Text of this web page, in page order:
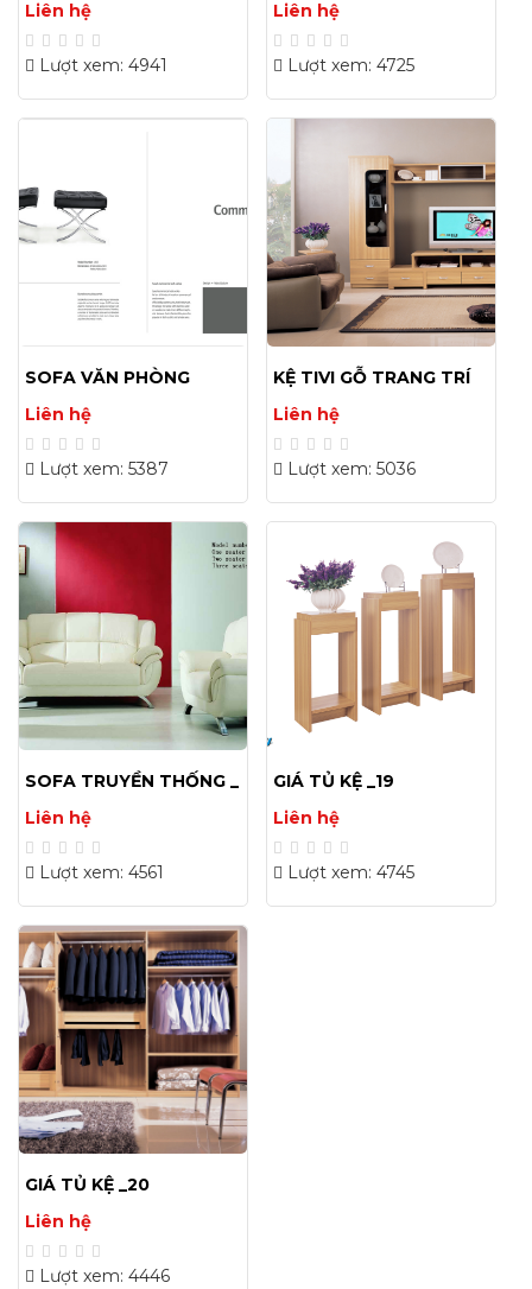
Liên hệ
Lượt xem: 4941
Liên hệ
Lượt xem: 4725
SOFA VĂN PHÒNG
Liên hệ
Lượt xem: 5387
KỆ TIVI GỖ TRANG TRÍ
ĐẸP HIỆN ĐẠI GIÁ RẺ
Liên hệ
Lượt xem: 5036
SOFA TRUYỀN THỐNG _
35
Liên hệ
Lượt xem: 4561
GIÁ TỦ KỆ _19
Liên hệ
Lượt xem: 4745
GIÁ TỦ KỆ _20
Liên hệ
Lượt xem: 4446